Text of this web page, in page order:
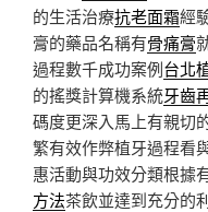
的生活治療抗老面霜經
膏的藥品名稱有骨痛膏
過程數千成功案例台北
的搖獎計算機系統牙齒
碼度更深入馬上有親切
繁有效作弊植牙過程看
惠活動與功效分類根據
方法茶飲並達到充分的